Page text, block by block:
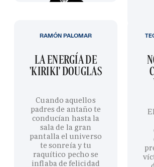
LA ENERGÍA DE
'KIRIKI' DOUGLAS
Cuando aquellos
padres de antaño te
conducían hasta la
sala de la gran
pantalla el universo
te sonreía y tu
raquítico pecho se
inflaba de felicidad
RAMÓN PALOMAR